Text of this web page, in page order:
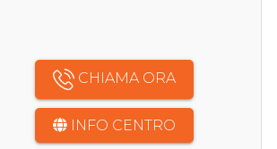
CHIAMA ORA
INFO CENTRO